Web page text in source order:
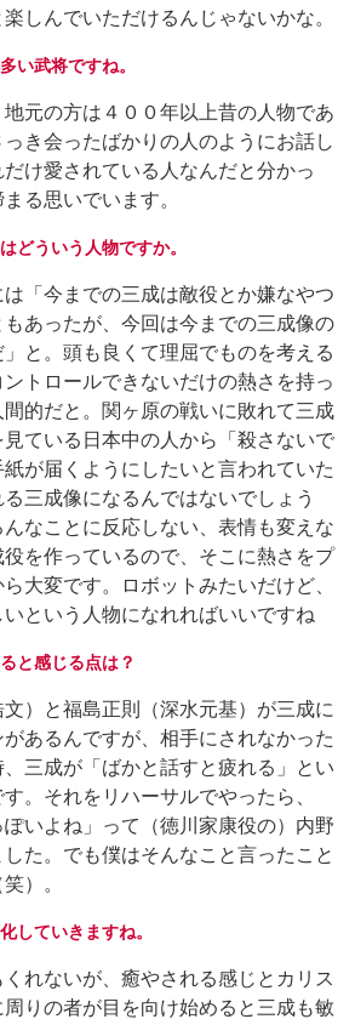
しんでいただけるんじゃないかな。
い武将ですね。
元の方は４００年以上昔の人物であ
き会ったばかりの人のようにお話し
け愛されている人なんだと分かっ
る思いでいます。
どういう人物ですか。
「今までの三成は敵役とか嫌なやつ
あったが、今回は今までの三成像の
と。頭も良くて理屈でものを考える
トロールできないだけの熱さを持っ
的だと。関ヶ原の戦いに敗れて三成
ている日本中の人から「殺さないで
が届くようにしたいと言われていた
三成像になるんではないでしょう
なことに反応しない、表情も変えな
を作っているので、そこに熱さをプ
大変です。ロボットみたいだけど、
という人物になれればいいですね
と感じる点は？
）と福島正則（深水元基）が三成に
あるんですが、相手にされなかった
三成が「ばかと話すと疲れる」とい
。それをリハーサルでやったら、
ぽいよね」って（徳川家康役の）内野
た。でも僕はそんなこと言ったこと
）。
していきますね。
れないが、癒やされる感じとカリス
りの者が目を向け始めると三成も敏